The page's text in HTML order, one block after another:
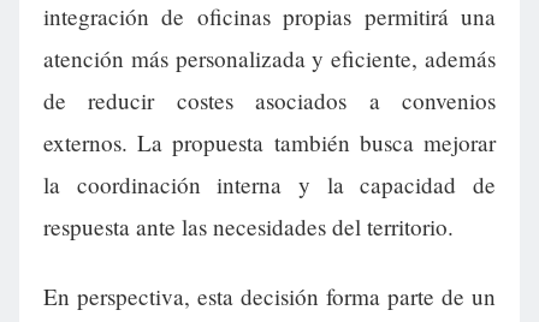
integración de oficinas propias permitirá una
atención más personalizada y eficiente, además
de reducir costes asociados a convenios
externos. La propuesta también busca mejorar
la coordinación interna y la capacidad de
respuesta ante las necesidades del territorio.
En perspectiva, esta decisión forma parte de un